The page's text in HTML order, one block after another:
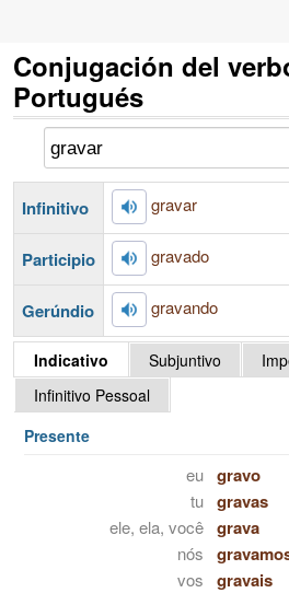
Conjugación del
Portugués
Infinitivo gravar
Participio gravado
Gerúndio gravando
Indicativo Subjuntivo
Infinitivo Pessoal
Presente
eu gravo
tu gravas
ele, ela, você grava
nós
vos gravais